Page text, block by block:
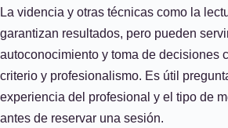
La videncia y otras técnicas como la
garantizan resultados, pero pueden
autoconocimiento y toma de decisiones
criterio y profesionalismo. Es útil
experiencia del profesional y el tipo de
antes de reservar una sesión.